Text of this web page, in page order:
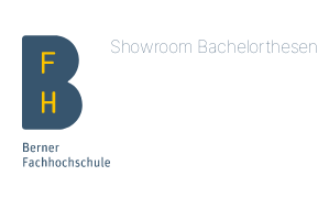
Showroom Bachelorthesen